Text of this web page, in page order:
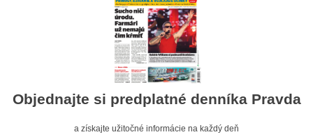
Objednajte si predplatné denníka Pravda
a získajte užitočné informácie na každý deň